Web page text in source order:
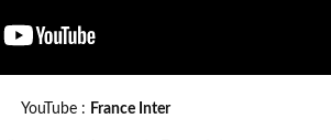
YouTube : France Inter